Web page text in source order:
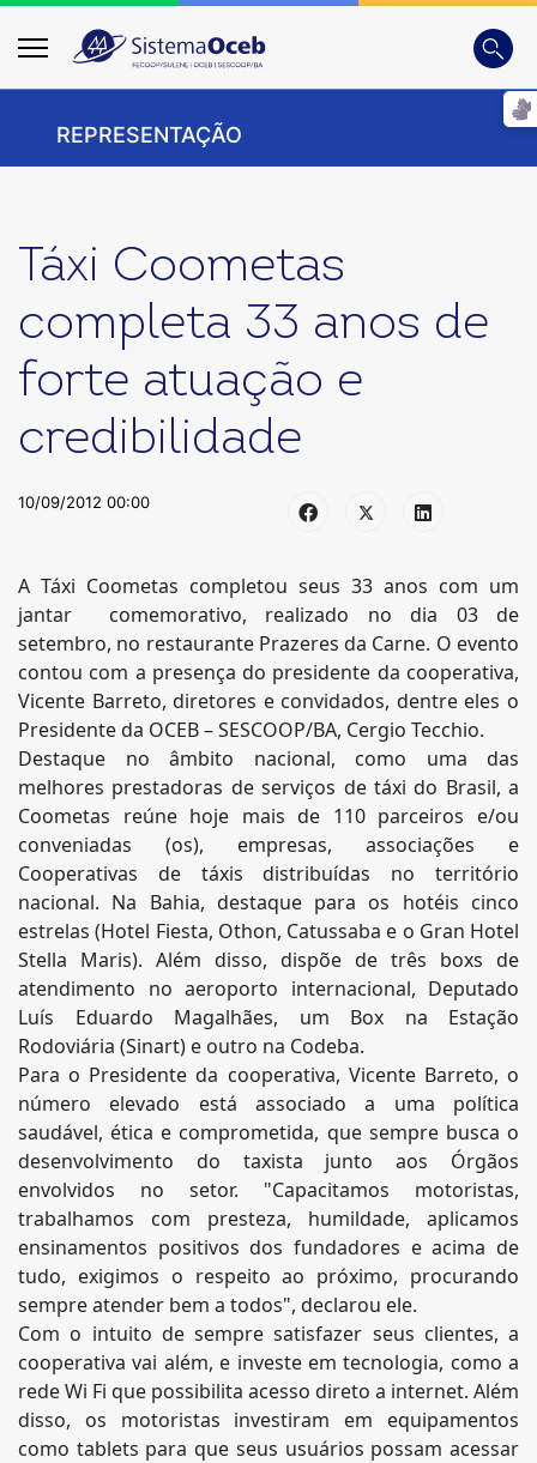
Busca
REPRESENTAÇÃO
Táxi Coometas
completa 33 anos de
forte atuação e
credibilidade
10/09/2012 00:00
A Táxi Coometas completou seus 33 anos com um
jantar comemorativo, realizado no dia 03 de
setembro, no restaurante Prazeres da Carne. O evento
contou com a presença do presidente da cooperativa,
Vicente Barreto, diretores e convidados, dentre eles o
Presidente da OCEB – SESCOOP/BA, Cergio Tecchio.
Destaque no âmbito nacional, como uma das
melhores prestadoras de serviços de táxi do Brasil, a
Coometas reúne hoje mais de 110 parceiros e/ou
conveniadas (os), empresas, associações e
Cooperativas de táxis distribuídas no território
nacional. Na Bahia, destaque para os hotéis cinco
estrelas (Hotel Fiesta, Othon, Catussaba e o Gran Hotel
Stella Maris). Além disso, dispõe de três boxs de
atendimento no aeroporto internacional, Deputado
Luís Eduardo Magalhães, um Box na Estação
Rodoviária (Sinart) e outro na Codeba.
Para o Presidente da cooperativa, Vicente Barreto, o
número elevado está associado a uma política
saudável, ética e comprometida, que sempre busca o
desenvolvimento do taxista junto aos Órgãos
envolvidos no setor. "Capacitamos motoristas,
trabalhamos com presteza, humildade, aplicamos
ensinamentos positivos dos fundadores e acima de
tudo, exigimos o respeito ao próximo, procurando
sempre atender bem a todos", declarou ele.
Com o intuito de sempre satisfazer seus clientes, a
cooperativa vai além, e investe em tecnologia, como a
rede Wi Fi que possibilita acesso direto a internet. Além
disso, os motoristas investiram em equipamentos
como tablets para que seus usuários possam acessar